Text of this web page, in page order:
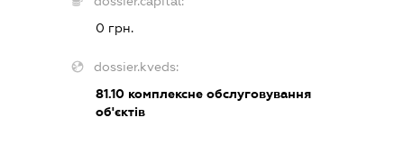
0 грн.
dossier.kveds:
81.10комплексне обслуговування
об'єктів